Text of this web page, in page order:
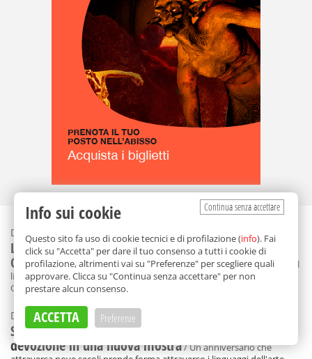
Dal 23 maggio al 10 ottobre 2026
Libri d'artista e altre opere: "Libriste" in mostra da
On the Contemporary a Catania/ "Libriste" sta per autrici del
libro. Il termine è stato introdotto da Mirella Bentivoglio [...] On the
Contemporary - piazza Manganelli 16 - Catania
Dal 4 al 18 agosto 2026
Sant'Agata incontra l'arte a Catania: nove secoli di
devozione in una nuova mostra/ Un anniversario che
Continua senza accettare
Info sui cookie
Questo sito fa uso di cookie tecnici e di profilazione (info). Fai
click su "Accetta" per dare il tuo consenso a tutti i cookie di
profilazione, altrimenti vai su "Preferenze" per scegliere quali
approvare. Clicca su "Continua senza accettare" per non
prestare alcun consenso.
ACCETTA Preferenze